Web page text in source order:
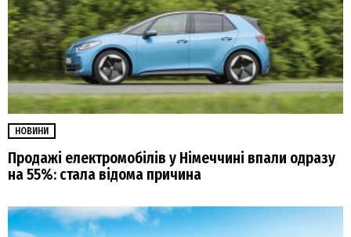
НОВИНИ
Продажі електромобілів у Німеччині впали одразу
на 55%: стала відома причина